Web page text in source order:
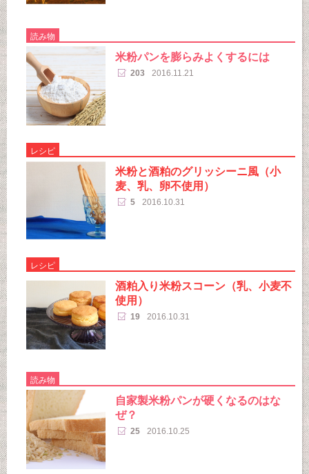
読み物
米粉パンを膨らみよくするには
203 2016.11.21
レシピ
米粉と酒粕のグリッシーニ風（小
麦、乳、卵不使用）
5 2016.10.31
レシピ
酒粕入り米粉スコーン（乳、小麦不
使用）
19 2016.10.31
読み物
自家製米粉パンが硬くなるのはな
ぜ？
25 2016.10.25